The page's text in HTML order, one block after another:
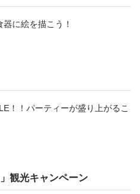
に絵を描こう！
！！パーティーが盛り上がるこ
観光キャンペーン